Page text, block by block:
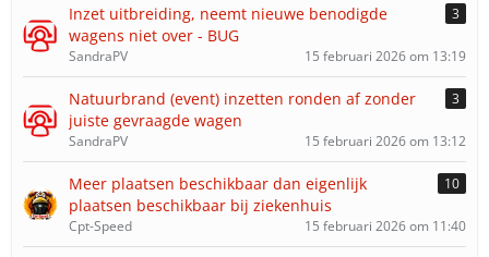
Inzet uitbreiding, neemt nieuwe benodigde
wagens niet over - BUG
3
SandraPV 15 februari 2026 om 13:19
Natuurbrand (event) inzetten ronden af zonder
juiste gevraagde wagen
3
SandraPV 15 februari 2026 om 13:12
Meer plaatsen beschikbaar dan eigenlijk
plaatsen beschikbaar bij ziekenhuis
10
Cpt-Speed 15 februari 2026 om 11:40